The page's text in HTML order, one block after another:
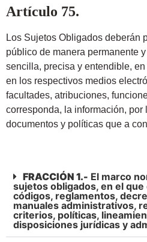
Artículo 75.
Los Sujetos Obligados deberán
público de manera permanente
sencilla, precisa y entendible,
en los respectivos medios
facultades, atribuciones,
corresponda, la información, por
documentos y políticas que a
FRACCIÓN 1.- El marco
sujetos obligados, en el
códigos, reglamentos,
manuales administrativos,
criterios, políticas,
disposiciones jurídicas y